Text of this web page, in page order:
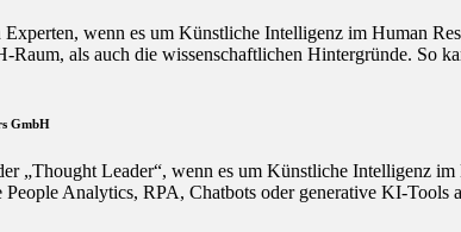
wenn es um Künstliche Intelligenz im Human
als auch die wissenschaftlichen Hintergründe. So
GmbH
„Thought Leader“, wenn es um Künstliche Intelligenz
Analytics, RPA, Chatbots oder generative KI-Tools